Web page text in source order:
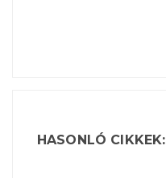
HASONLÓ CIKKEK: